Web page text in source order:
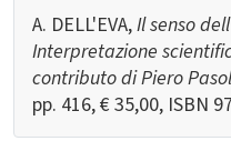
A. DELL'EVA,Il senso
Interpretazione
contributo di Piero
pp. 416, € 35,00, ISBN